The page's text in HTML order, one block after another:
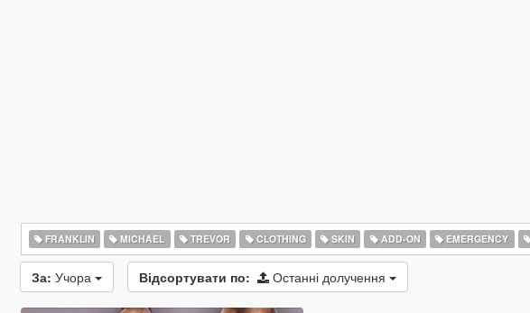
FRANKLIN MICHAEL TREVOR CLOTHING SKIN ADD-ON EMERGENCY
За: Учора Відсортувати по: Останні долучення